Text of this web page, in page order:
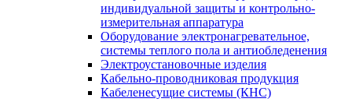
индивидуальной защиты и контрольно-
измерительная аппаратура
Оборудование электронагревательное,
системы теплого пола и антиобледенения
Электроустановочные изделия
Кабельно-проводниковая продукция
Кабеленесущие системы (КНС)